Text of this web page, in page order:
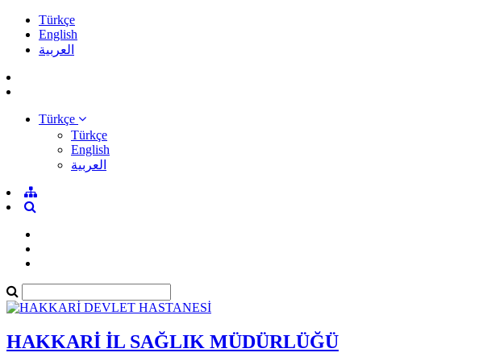
Türkçe
English
العربية
Türkçe
Türkçe
English
العربية
HAKKARİ İL SAĞLIK MÜDÜRLÜĞÜ